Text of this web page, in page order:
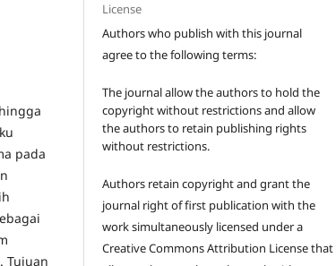
pada
Tujuan
License
Authors who publish with this journal
agree to the following terms:
The journal allow the authors to hold the
copyright without restrictions and allow
the authors to retain publishing rights
without restrictions.
Authors retain copyright and grant the
journal right of first publication with the
work simultaneously licensed under a
Creative Commons Attribution License that